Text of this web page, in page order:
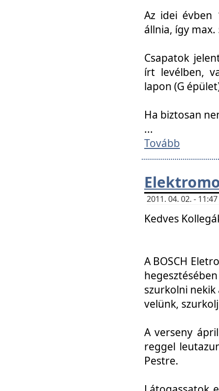
Az idei évben
állnia, így
Csapatok
írt levélben,
lapon (G
Ha biztosan
...
Tovább
2011. 04. 02. -
Kedves
A BOSCH
szurkolni
velünk,
A verseny
reggel
Pestre.